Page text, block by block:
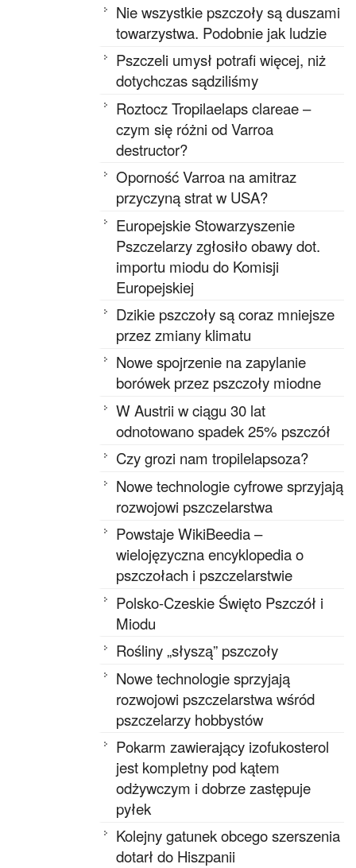
Nie wszystkie pszczoły są duszami
towarzystwa. Podobnie jak ludzie
Pszczeli umysł potrafi więcej, niż
dotychczas sądziliśmy
Roztocz Tropilaelaps clareae –
czym się różni od Varroa
destructor?
Oporność Varroa na amitraz
przyczyną strat w USA?
Europejskie Stowarzyszenie
Pszczelarzy zgłosiło obawy dot.
importu miodu do Komisji
Europejskiej
Dzikie pszczoły są coraz mniejsze
przez zmiany klimatu
Nowe spojrzenie na zapylanie
borówek przez pszczoły miodne
W Austrii w ciągu 30 lat
odnotowano spadek 25% pszczół
Czy grozi nam tropilelapsoza?
Nowe technologie cyfrowe sprzyjają
rozwojowi pszczelarstwa
Powstaje WikiBeedia –
wielojęzyczna encyklopedia o
pszczołach i pszczelarstwie
Polsko-Czeskie Święto Pszczół i
Miodu
Rośliny „słyszą” pszczoły
Nowe technologie sprzyjają
rozwojowi pszczelarstwa wśród
pszczelarzy hobbystów
Pokarm zawierający izofukosterol
jest kompletny pod kątem
odżywczym i dobrze zastępuje
pyłek
Kolejny gatunek obcego szerszenia
dotarł do Hiszpanii